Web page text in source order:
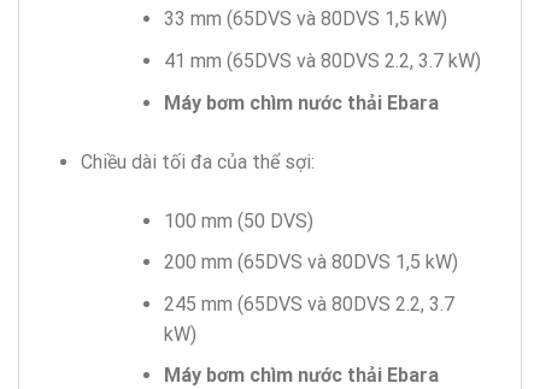
33 mm (65DVS và 80DVS 1,5 kW)
41 mm (65DVS và 80DVS 2.2, 3.7 kW)
Máy bơm chìm nước thải Ebara
Chiều dài tối đa của thể sợi:
100 mm (50 DVS)
200 mm (65DVS và 80DVS 1,5 kW)
245 mm (65DVS và 80DVS 2.2, 3.7
kW)
Máy bơm chìm nước thải Ebara